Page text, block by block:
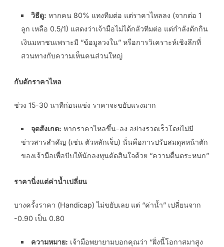
วิธีดู: หากคน 80% แทงทีมต่อ แต่ราคาไหลลง (จากต่อ 1
ลูก เหลือ 0.5/1) แสดงว่าเจ้ามือไม่ได้กลัวทีมต่อ แต่กำลังดักกิน
เงินมหาชนเพราะมี “ข้อมูลวงใน” หรือการวิเคราะห์เชิงลึกที่
สวนทางกับความเห็นคนส่วนใหญ่
กับดักราคาไหล
ช่วง 15-30 นาทีก่อนแข่ง ราคาจะขยับแรงมาก
จุดสังเกต: หากราคาไหลขึ้น-ลง อย่างรวดเร็วโดยไม่มี
ข่าวสารสำคัญ (เช่น ตัวหลักเจ็บ) นั่นคือการปรับสมดุลหน้าตัก
ของเจ้ามือเพื่อบีบให้นักลงทุนตัดสินใจด้วย “ความตื่นตระหนก”
ราคานิ่งแต่ค่าน้ำเปลี่ยน
บางครั้งราคา (Handicap) ไม่ขยับเลย แต่ “ค่าน้ำ” เปลี่ยนจาก
-0.90 เป็น 0.80
ความหมาย: เจ้ามือพยายามบอกคุณว่า “ฝั่งนี้โอกาสมาสูง